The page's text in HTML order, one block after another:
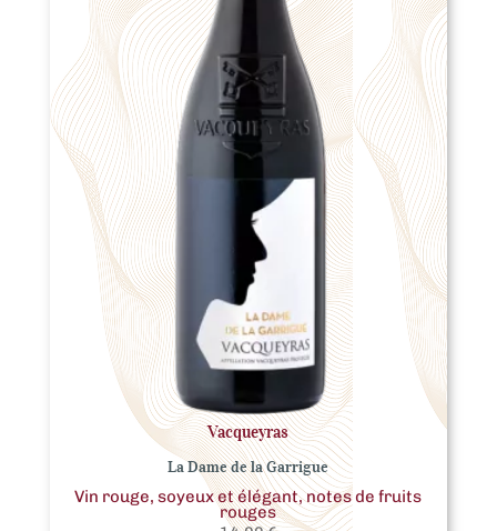
Vacqueyras
La Dame de la Garrigue
Vin rouge, soyeux et élégant, notes de fruits
rouges